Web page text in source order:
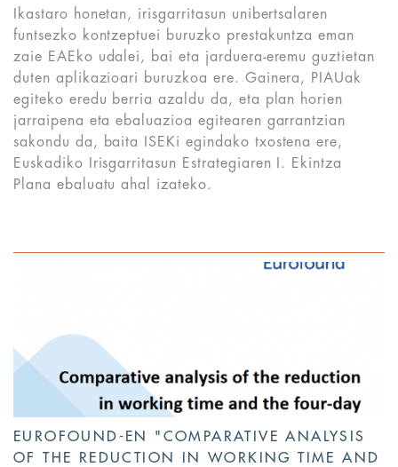
Ikastaro honetan, irisgarritasun unibertsalaren
funtsezko kontzeptuei buruzko prestakuntza eman
zaie EAEko udalei, bai eta jarduera-eremu guztietan
duten aplikazioari buruzkoa ere. Gainera, PIAUak
egiteko eredu berria azaldu da, eta plan horien
jarraipena eta ebaluazioa egitearen garrantzian
sakondu da, baita ISEKi egindako txostena ere,
Euskadiko Irisgarritasun Estrategiaren I. Ekintza
Plana ebaluatu ahal izateko.
EUROFOUND-EN "COMPARATIVE ANALYSIS
OF THE REDUCTION IN WORKING TIME AND